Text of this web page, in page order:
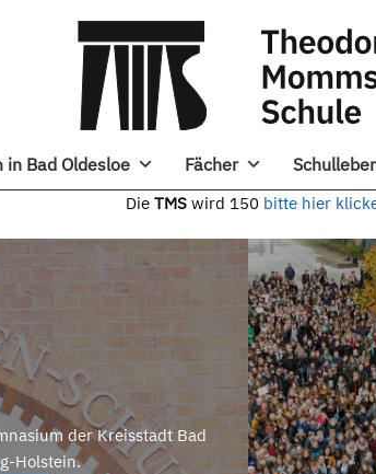
in Bad Oldesloe Fächer
TMS wird 150 bitte hier
der Kreisstadt Bad
Holstein.